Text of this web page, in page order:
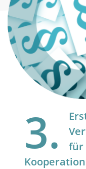
3.
für